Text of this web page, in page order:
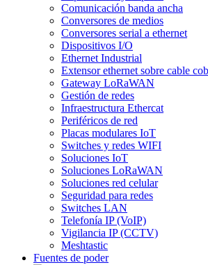
Comunicación banda ancha
Conversores de medios
Conversores serial a ethernet
Dispositivos I/O
Ethernet Industrial
Extensor ethernet sobre cable
Gateway LoRaWAN
Gestión de redes
Infraestructura Ethercat
Periféricos de red
Placas modulares IoT
Switches y redes WIFI
Soluciones IoT
Soluciones LoRaWAN
Soluciones red celular
Seguridad para redes
Switches LAN
Telefonía IP (VoIP)
Vigilancia IP (CCTV)
Meshtastic
Fuentes de poder